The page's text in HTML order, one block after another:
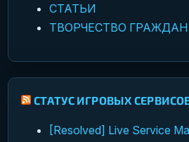
СТАТЬИ
ТВОРЧЕСТВО ГРАЖДАН
СТАТУС ИГРОВЫХ
[Resolved] Live Service